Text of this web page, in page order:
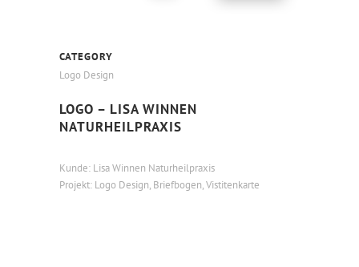
CATEGORY
Logo Design
LOGO – LISA WINNEN
NATURHEILPRAXIS
Kunde: Lisa Winnen Naturheilpraxis
Projekt: Logo Design, Briefbogen, Vistitenkarte